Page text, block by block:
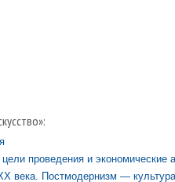
проведения и экономические
века. Постмодернизм —